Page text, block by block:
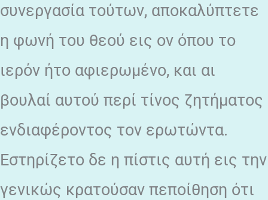
συνεργασία τούτων, αποκαλύπτετε
η φωνή του θεού εις ον όπου το
ιερόν ήτο αφιερωμένο, και αι
βουλαί αυτού περί τίνος ζητήματος
ενδιαφέροντος τον ερωτώντα.
Εστηρίζετο δε η πίστις αυτή εις την
γενικώς κρατούσαν πεποίθηση ότι